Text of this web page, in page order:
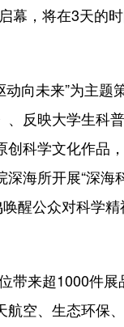
，将在3天的
向未来”为主题
反映大学生科
科学文化作品
海所开展“深海
醒公众对科学
来超1000件展
空、生态环保